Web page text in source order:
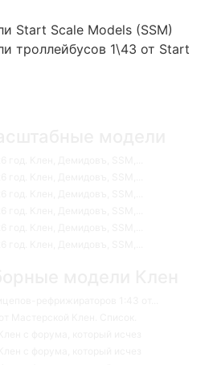
Start Scale Models (SSM)
троллейбусов 1\43 от Start